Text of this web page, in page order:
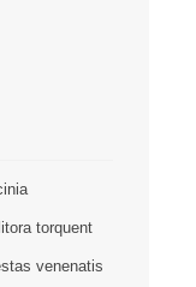
torquent
venenatis